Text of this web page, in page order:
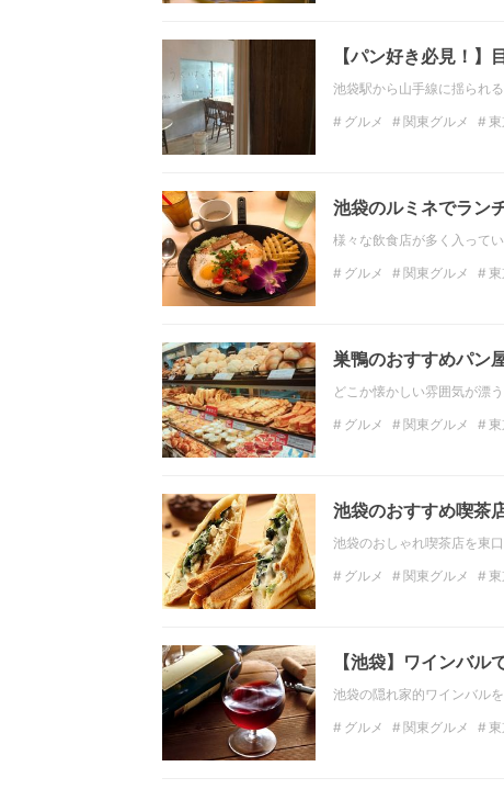
【パン好き必見！】
池袋駅から山手線に揺られ
グルメ 関東グルメ
池袋のルミネでラン
様々な飲食店が多く入って
グルメ 関東グルメ
巣鴨のおすすめパン
どこか懐かしい雰囲気が漂
グルメ 関東グルメ
池袋のおすすめ喫茶
池袋のおしゃれ喫茶店を東
グルメ 関東グルメ
【池袋】ワインバ
池袋の隠れ家的ワインバル
グルメ 関東グルメ